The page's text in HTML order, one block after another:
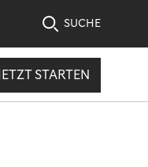
SUCHE
JETZT STARTEN